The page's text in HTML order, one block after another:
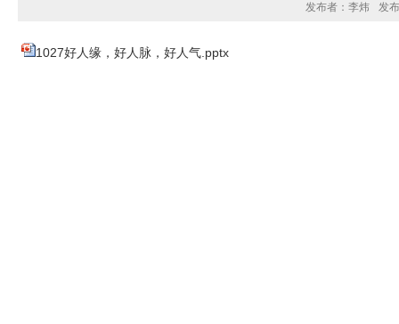
发布者：李炜 发
1027好人缘，好人脉，好人气.pptx